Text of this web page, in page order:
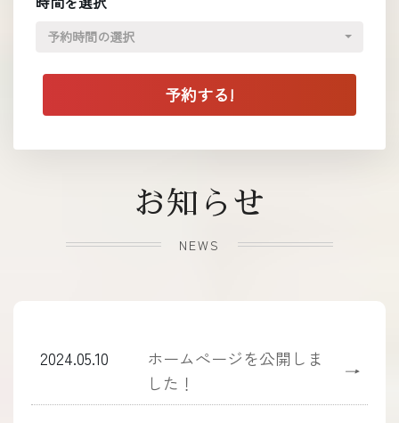
予約時間の選択
お知らせ
NEWS
2024.05.10
ホームぺージを公開しま
した！
→